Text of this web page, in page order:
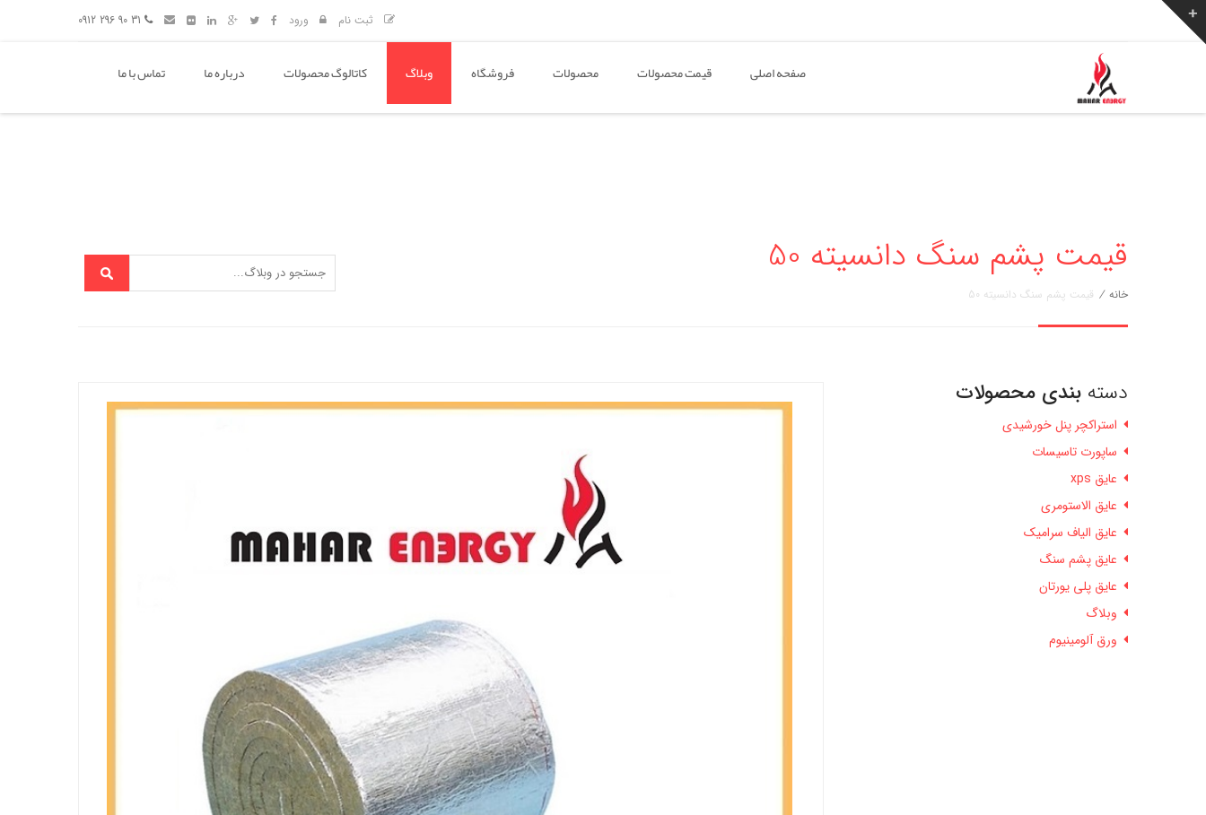
ثبت نام ورود
صفحه اصلی قیمت محصولات محصولات فروشگاه وبلاگ کاتالوگ محصولات درباره ما تماس با ما
قیمت پشم سنگ دانسیته 50
خانه / قیمت پشم سنگ دانسیته 50
دسته بندی محصولات
استراکچر پنل خورشیدی
ساپورت تاسیسات
عایق xps
عایق الاستومری
عایق الیاف سرامیک
عایق پشم سنگ
عایق پلی یورتان
وبلاگ
ورق آلومینیوم